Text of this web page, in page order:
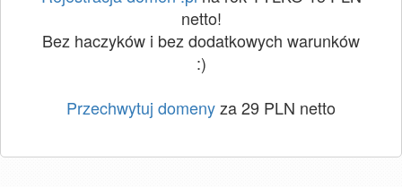
netto!
Bez haczyków i bez dodatkowych warunków
:)
Przechwytuj domenyza 29 PLN netto